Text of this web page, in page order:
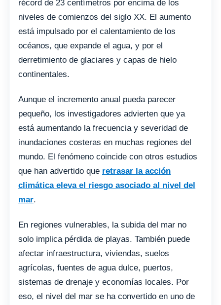
récord de 23 centímetros por encima de los
niveles de comienzos del siglo XX. El aumento
está impulsado por el calentamiento de los
océanos, que expande el agua, y por el
derretimiento de glaciares y capas de hielo
continentales.
Aunque el incremento anual pueda parecer
pequeño, los investigadores advierten que ya
está aumentando la frecuencia y severidad de
inundaciones costeras en muchas regiones del
mundo. El fenómeno coincide con otros estudios
que han advertido que retrasar la acción
climática eleva el riesgo asociado al nivel del
mar.
En regiones vulnerables, la subida del mar no
solo implica pérdida de playas. También puede
afectar infraestructura, viviendas, suelos
agrícolas, fuentes de agua dulce, puertos,
sistemas de drenaje y economías locales. Por
eso, el nivel del mar se ha convertido en uno de